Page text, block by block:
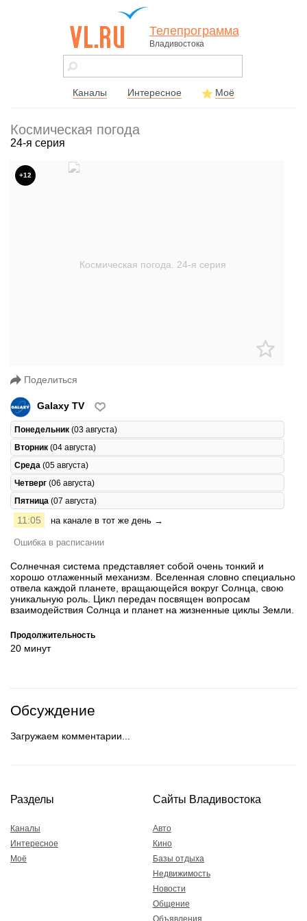
vl.ru - сайт
города
Телепрограмма
Владивостока
Каналы Интересное Моё
Космическая погода
24-я серия
+12
Поделиться
Galaxy TV
Понедельник (03 августа)
Вторник (04 августа)
Среда (05 августа)
Четверг (06 августа)
Пятница (07 августа)
11:05 на канале в тот же день →
Ошибка в расписании
Солнечная система представляет собой очень тонкий и
хорошо отлаженный механизм. Вселенная словно специально
отвела каждой планете, вращающейся вокруг Солнца, свою
уникальную роль. Цикл передач посвящен вопросам
взаимодействия Солнца и планет на жизненные циклы Земли.
Продолжительность
20 минут
Обсуждение
Загружаем комментарии...
Разделы
Каналы
Интересное
Моё
Сайты Владивостока
Авто
Кино
Базы отдыха
Недвижимость
Новости
Общение
Объявления